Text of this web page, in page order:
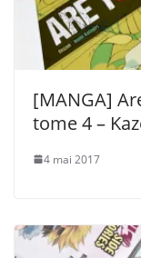
[MANGA]
tome 4 –
4 mai 2017